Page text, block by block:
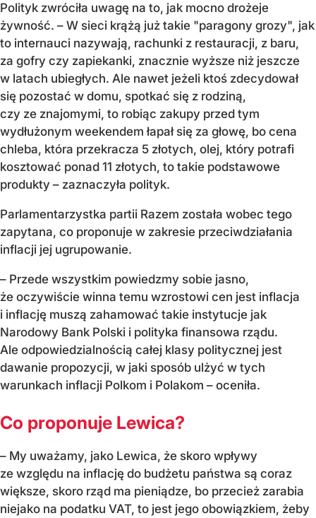
Polityk zwróciła uwagę na to, jak mocno drożeje
żywność. – W sieci krążą już takie "paragony grozy", jak
to internauci nazywają, rachunki z restauracji, z baru,
za gofry czy zapiekanki, znacznie wyższe niż jeszcze
w latach ubiegłych. Ale nawet jeżeli ktoś zdecydował
się pozostać w domu, spotkać się z rodziną,
czy ze znajomymi, to robiąc zakupy przed tym
wydłużonym weekendem łapał się za głowę, bo cena
chleba, która przekracza 5 złotych, olej, który potrafi
kosztować ponad 11 złotych, to takie podstawowe
produkty – zaznaczyła polityk.
Parlamentarzystka partii Razem została wobec tego
zapytana, co proponuje w zakresie przeciwdziałania
inflacji jej ugrupowanie.
– Przede wszystkim powiedzmy sobie jasno,
że oczywiście winna temu wzrostowi cen jest inflacja
i inflację muszą zahamować takie instytucje jak
Narodowy Bank Polski i polityka finansowa rządu.
Ale odpowiedzialnością całej klasy politycznej jest
dawanie propozycji, w jaki sposób ulżyć w tych
warunkach inflacji Polkom i Polakom – oceniła.
Co proponuje Lewica?
– My uważamy, jako Lewica, że skoro wpływy
ze względu na inflację do budżetu państwa są coraz
większe, skoro rząd ma pieniądze, bo przecież zarabia
niejako na podatku VAT, to jest jego obowiązkiem, żeby